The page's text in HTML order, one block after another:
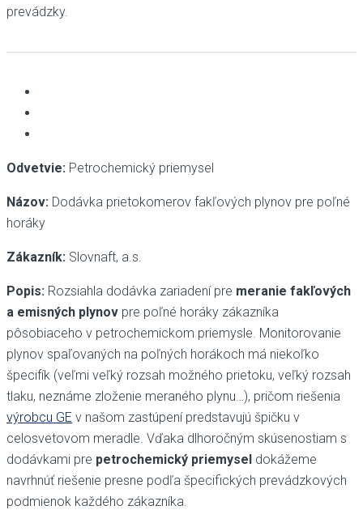
prevádzky.
Odvetvie: Petrochemický priemysel
Názov: Dodávka prietokomerov fakľových plynov pre poľné
horáky
Zákazník: Slovnaft, a.s.
Popis: Rozsiahla dodávka zariadení pre meranie fakľových
a emisných plynov pre poľné horáky zákazníka
pôsobiaceho v petrochemickom priemysle. Monitorovanie
plynov spaľovaných na poľných horákoch má niekoľko
špecifík (veľmi veľký rozsah možného prietoku, veľký rozsah
tlaku, neznáme zloženie meraného plynu…), pričom riešenia
výrobcu GE v našom zastúpení predstavujú špičku v
celosvetovom meradle. Vďaka dlhoročným skúsenostiam s
dodávkami pre petrochemický priemysel dokážeme
navrhnúť riešenie presne podľa špecifických prevádzkových
podmienok každého zákazníka.